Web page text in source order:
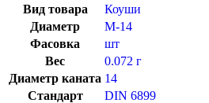
Вид товара
Коуши
Диаметр
М-14
Фасовка
шт
Вес
0.072 г
Диаметр каната 14
Стандарт
DIN 6899